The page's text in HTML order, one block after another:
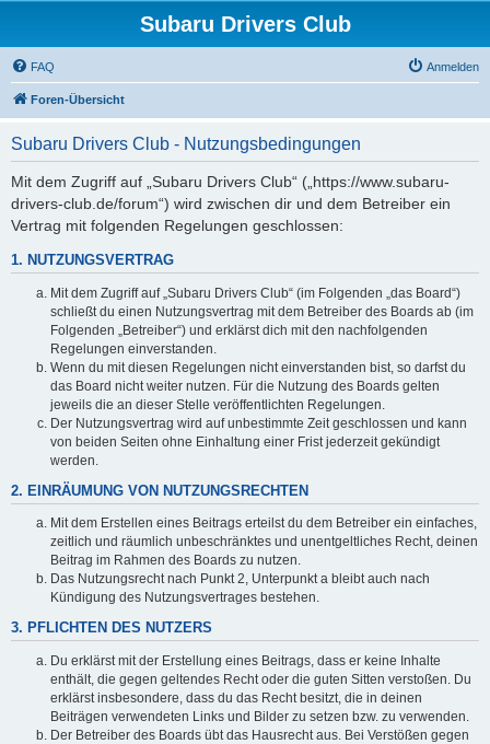
Subaru Drivers Club
FAQ Anmelden
Foren-Übersicht
Subaru Drivers Club - Nutzungsbedingungen
Mit dem Zugriff auf „Subaru Drivers Club“ („https://www.subaru-
drivers-club.de/forum“) wird zwischen dir und dem Betreiber ein
Vertrag mit folgenden Regelungen geschlossen:
1. NUTZUNGSVERTRAG
Mit dem Zugriff auf „Subaru Drivers Club“ (im Folgenden „das Board“)
schließt du einen Nutzungsvertrag mit dem Betreiber des Boards ab (im
Folgenden „Betreiber“) und erklärst dich mit den nachfolgenden
Regelungen einverstanden.
Wenn du mit diesen Regelungen nicht einverstanden bist, so darfst du
das Board nicht weiter nutzen. Für die Nutzung des Boards gelten
jeweils die an dieser Stelle veröffentlichten Regelungen.
Der Nutzungsvertrag wird auf unbestimmte Zeit geschlossen und kann
von beiden Seiten ohne Einhaltung einer Frist jederzeit gekündigt
werden.
2. EINRÄUMUNG VON NUTZUNGSRECHTEN
Mit dem Erstellen eines Beitrags erteilst du dem Betreiber ein einfaches,
zeitlich und räumlich unbeschränktes und unentgeltliches Recht, deinen
Beitrag im Rahmen des Boards zu nutzen.
Das Nutzungsrecht nach Punkt 2, Unterpunkt a bleibt auch nach
Kündigung des Nutzungsvertrages bestehen.
3. PFLICHTEN DES NUTZERS
Du erklärst mit der Erstellung eines Beitrags, dass er keine Inhalte
enthält, die gegen geltendes Recht oder die guten Sitten verstoßen. Du
erklärst insbesondere, dass du das Recht besitzt, die in deinen
Beiträgen verwendeten Links und Bilder zu setzen bzw. zu verwenden.
Der Betreiber des Boards übt das Hausrecht aus. Bei Verstößen gegen